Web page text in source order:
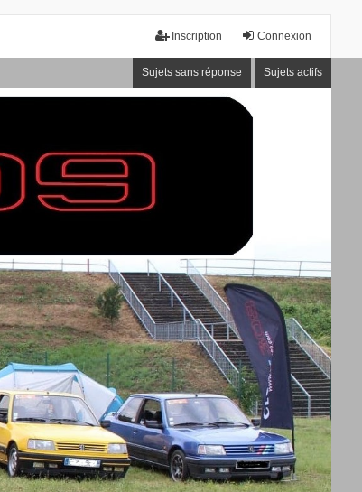
Connexion
Inscription
Sujets sans réponse Sujets actifs